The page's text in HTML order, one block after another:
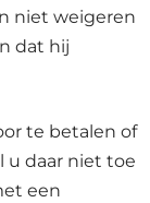
niet weigeren
dat hij
te betalen of
u daar niet toe
een